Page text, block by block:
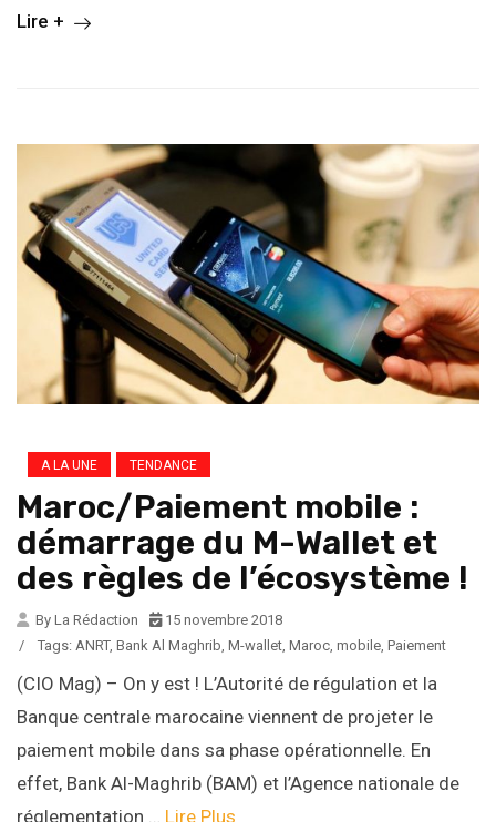
Lire +
A LA UNE TENDANCE
Maroc/Paiement mobile :
démarrage du M-Wallet et
des règles de l’écosystème !
By La Rédaction
15 novembre 2018
/
Tags: ANRT, Bank Al Maghrib M-wallet Maroc mobile Paiement
(CIO Mag) – On y est ! L’Autorité de régulation et la
Banque centrale marocaine viennent de projeter le
paiement mobile dans sa phase opérationnelle. En
effet, Bank Al-Maghrib (BAM) et l’Agence nationale de
réglementation … Lire Plus